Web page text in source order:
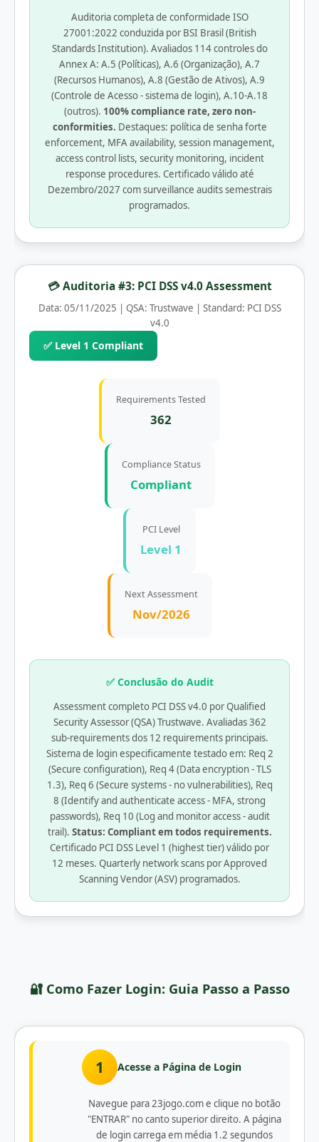
Auditoria completa de conformidade ISO
27001:2022 conduzida por BSI Brasil (British
Standards Institution). Avaliados 114 controles do
Annex A: A.5 (Políticas), A.6 (Organização), A.7
(Recursos Humanos), A.8 (Gestão de Ativos), A.9
(Controle de Acesso - sistema de login), A.10-A.18
(outros). 100% compliance rate, zero non-
conformities. Destaques: política de senha forte
enforcement, MFA availability, session management,
access control lists, security monitoring, incident
response procedures. Certificado válido até
Dezembro/2027 com surveillance audits semestrais
programados.
💳 Auditoria #3: PCI DSS v4.0 Assessment
Data: 05/11/2025 | QSA: Trustwave | Standard: PCI DSS
v4.0
✅ Level 1 Compliant
Requirements Tested
362
Compliance Status
Compliant
PCI Level
Level 1
Next Assessment
Nov/2026
✅ Conclusão do Audit
Assessment completo PCI DSS v4.0 por Qualified
Security Assessor (QSA) Trustwave. Avaliadas 362
sub-requirements dos 12 requirements principais.
Sistema de login especificamente testado em: Req 2
(Secure configuration), Req 4 (Data encryption - TLS
1.3), Req 6 (Secure systems - no vulnerabilities), Req
8 (Identify and authenticate access - MFA, strong
passwords), Req 10 (Log and monitor access - audit
trail). Status: Compliant em todos requirements.
Certificado PCI DSS Level 1 (highest tier) válido por
12 meses. Quarterly network scans por Approved
Scanning Vendor (ASV) programados.
🔐 Como Fazer Login: Guia Passo a Passo
1 Acesse a Página de Login
Navegue para 23jogo.com e clique no botão
"ENTRAR" no canto superior direito. A página
de login carrega em média 1.2 segundos